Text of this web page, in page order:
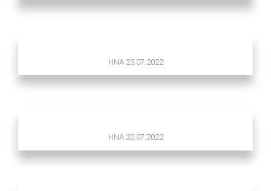
HNA 23.07.2022
HNA 20.07.2022